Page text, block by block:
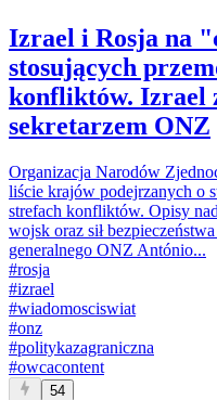
Izrael i Rosja na
stosujących
konfliktów. Izrael
sekretarzem ONZ
Organizacja Narodów
liście krajów podejrzanych o
strefach konfliktów. Opisy
wojsk oraz sił
generalnego ONZ António...
#rosja
#izrael
#wiadomosciswiat
#onz
#politykazagraniczna
#owcacontent
54